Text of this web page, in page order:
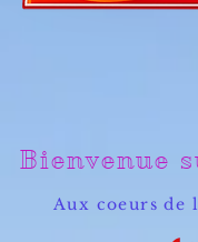
Bienvenue
Aux coeurs de